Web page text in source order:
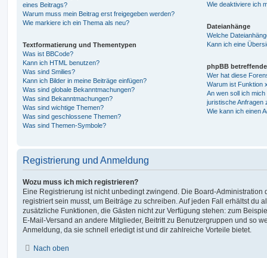
eines Beitrags?
Warum muss mein Beitrag erst freigegeben werden?
Wie markiere ich ein Thema als neu?
Textformatierung und Thementypen
Was ist BBCode?
Kann ich HTML benutzen?
Was sind Smilies?
Kann ich Bilder in meine Beiträge einfügen?
Was sind globale Bekanntmachungen?
Was sind Bekanntmachungen?
Was sind wichtige Themen?
Was sind geschlossene Themen?
Was sind Themen-Symbole?
Wie deaktiviere ich
Dateianhänge
Welche
Kann ich eine
phpBB
Wer hat diese
Warum ist Funktion
An wen soll ich
juristische Anfragen
Wie kann ich einen
Registrierung und Anmeldung
Wozu muss ich mich registrieren?
Eine Registrierung ist nicht unbedingt zwingend. Die Board-Administration
registriert sein musst, um Beiträge zu schreiben. Auf jeden Fall erhältst du
zusätzliche Funktionen, die Gästen nicht zur Verfügung stehen: zum
E-Mail-Versand an andere Mitglieder, Beitritt zu Benutzergruppen und so
Anmeldung, da sie schnell erledigt ist und dir zahlreiche Vorteile bietet.
Nach oben